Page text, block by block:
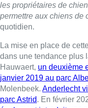
les propriétaires de
permettre aux chiens de
quotidien.
La mise en place de
dans une tendance plus
Hauwaert, un deuxième
janvier 2019 au parc
Molenbeek. Anderlecht
parc Astrid. En février